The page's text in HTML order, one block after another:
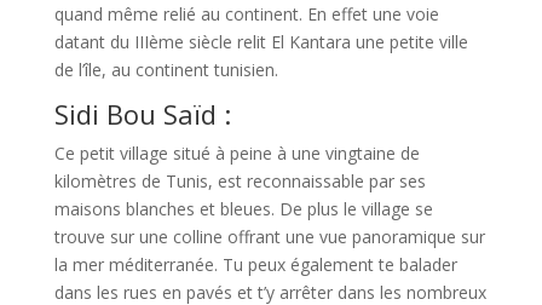
quand même relié au continent. En effet une voie
datant du IIIème siècle relit El Kantara une petite ville
de l’île, au continent tunisien.
Sidi Bou Saïd :
Ce petit village situé à peine à une vingtaine de
kilomètres de Tunis, est reconnaissable par ses
maisons blanches et bleues. De plus le village se
trouve sur une colline offrant une vue panoramique sur
la mer méditerranée. Tu peux également te balader
dans les rues en pavés et t’y arrêter dans les nombreux